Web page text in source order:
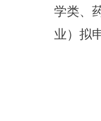
学类、
业）拟